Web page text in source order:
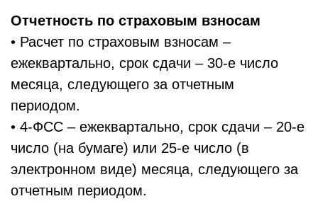
Отчетность по страховым взносам
• Расчет по страховым взносам –
ежеквартально, срок сдачи – 30-е число
месяца, следующего за отчетным
периодом.
• 4-ФСС – ежеквартально, срок сдачи – 20-е
число (на бумаге) или 25-е число (в
электронном виде) месяца, следующего за
отчетным периодом.